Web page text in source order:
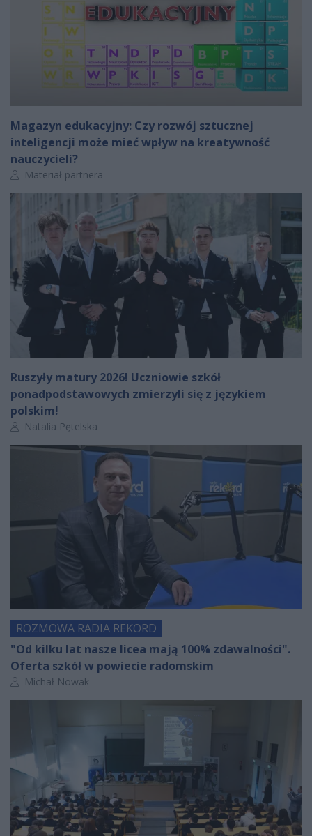
Magazyn edukacyjny: Czy rozwój sztucznej
inteligencji może mieć wpływ na kreatywność
nauczycieli?
Autor artykułu:
Materiał partnera
Ruszyły matury 2026! Uczniowie szkół
ponadpodstawowych zmierzyli się z językiem
polskim!
Autor artykułu:
Natalia Pętelska
ROZMOWA RADIA REKORD
"Od kilku lat nasze licea mają 100% zdawalności".
Oferta szkół w powiecie radomskim
Autor artykułu:
Michał Nowak